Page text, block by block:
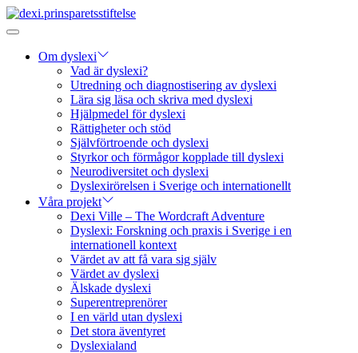
Om dyslexi
Vad är dyslexi?
Utredning och diagnostisering av dyslexi
Lära sig läsa och skriva med dyslexi
Hjälpmedel för dyslexi
Rättigheter och stöd
Självförtroende och dyslexi
Styrkor och förmågor kopplade till dyslexi
Neurodiversitet och dyslexi
Dyslexirörelsen i Sverige och internationellt
Våra projekt
Dexi Ville – The Wordcraft Adventure
Dyslexi: Forskning och praxis i Sverige i en
internationell kontext
Värdet av att få vara sig själv
Värdet av dyslexi
Älskade dyslexi
Superentreprenörer
I en värld utan dyslexi
Det stora äventyret
Dyslexialand